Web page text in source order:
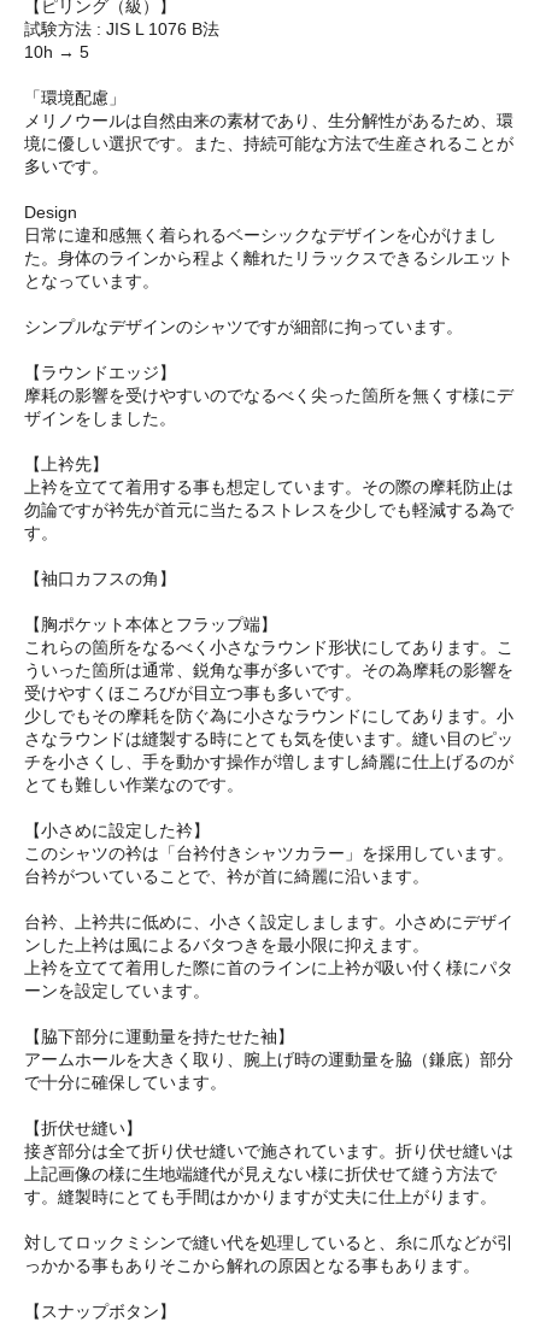
【ピリング（級）】
試験方法 : JIS L 1076 B法
10h → 5
「環境配慮」
メリノウールは自然由来の素材であり、生分解性があるため、環
境に優しい選択です。また、持続可能な方法で生産されることが
多いです。
Design
日常に違和感無く着られるベーシックなデザインを心がけまし
た。身体のラインから程よく離れたリラックスできるシルエット
となっています。
シンプルなデザインのシャツですが細部に拘っています。
【ラウンドエッジ】
摩耗の影響を受けやすいのでなるべく尖った箇所を無くす様にデ
ザインをしました。
【上衿先】
上衿を立てて着用する事も想定しています。その際の摩耗防止は
勿論ですが衿先が首元に当たるストレスを少しでも軽減する為で
す。
【袖口カフスの角】
【胸ポケット本体とフラップ端】
これらの箇所をなるべく小さなラウンド形状にしてあります。こ
ういった箇所は通常、鋭角な事が多いです。その為摩耗の影響を
受けやすくほころびが目立つ事も多いです。
少しでもその摩耗を防ぐ為に小さなラウンドにしてあります。小
さなラウンドは縫製する時にとても気を使います。縫い目のピッ
チを小さくし、手を動かす操作が増しますし綺麗に仕上げるのが
とても難しい作業なのです。
【小さめに設定した衿】
このシャツの衿は「台衿付きシャツカラー」を採用しています。
台衿がついていることで、衿が首に綺麗に沿います。
台衿、上衿共に低めに、小さく設定しまします。小さめにデザイ
ンした上衿は風によるバタつきを最小限に抑えます。
上衿を立てて着用した際に首のラインに上衿が吸い付く様にパタ
ーンを設定しています。
【脇下部分に運動量を持たせた袖】
アームホールを大きく取り、腕上げ時の運動量を脇（鎌底）部分
で十分に確保しています。
【折伏せ縫い】
接ぎ部分は全て折り伏せ縫いで施されています。折り伏せ縫いは
上記画像の様に生地端縫代が見えない様に折伏せて縫う方法で
す。縫製時にとても手間はかかりますが丈夫に仕上がります。
対してロックミシンで縫い代を処理していると、糸に爪などが引
っかかる事もありそこから解れの原因となる事もあります。
【スナップボタン】